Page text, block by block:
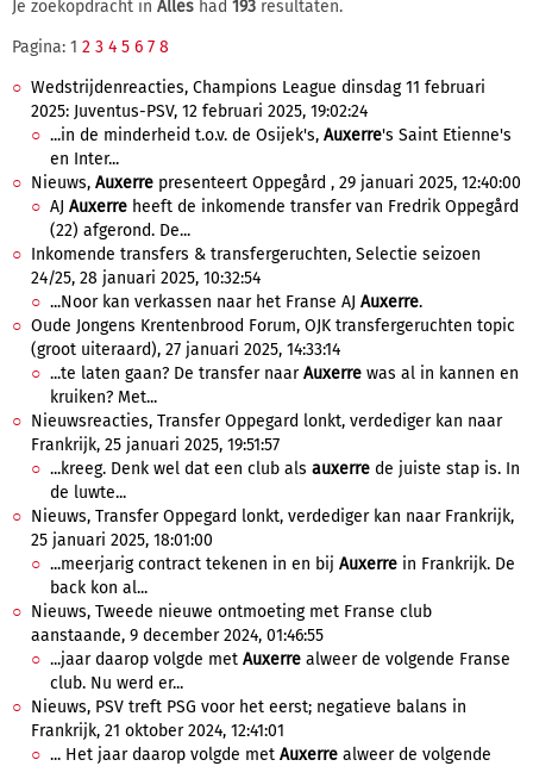
Je zoekopdracht in Alles had 193 resultaten.
Pagina: 1 2 3 4 5 6 7 8
Wedstrijdenreacties, Champions League dinsdag 11 februari
2025: Juventus-PSV, 12 februari 2025, 19:02:24
...in de minderheid t.o.v. de Osijek's, Auxerre's Saint Etienne's
en Inter...
Nieuws, Auxerre presenteert Oppegård , 29 januari 2025, 12:40:00
AJ Auxerre heeft de inkomende transfer van Fredrik Oppegård
(22) afgerond. De...
Inkomende transfers & transfergeruchten, Selectie seizoen
24/25, 28 januari 2025, 10:32:54
...Noor kan verkassen naar het Franse AJ Auxerre.
Oude Jongens Krentenbrood Forum, OJK transfergeruchten topic
(groot uiteraard), 27 januari 2025, 14:33:14
...te laten gaan? De transfer naarAuxerre was al in kannen en
kruiken? Met...
Nieuwsreacties, Transfer Oppegard lonkt, verdediger kan naar
Frankrijk, 25 januari 2025, 19:51:57
...kreeg. Denk wel dat een club als auxerre de juiste stap is. In
de luwte...
Nieuws, Transfer Oppegard lonkt, verdediger kan naar Frankrijk,
25 januari 2025, 18:01:00
...meerjarig contract tekenen in en bij Auxerre in Frankrijk. De
back kon al...
Nieuws, Tweede nieuwe ontmoeting met Franse club
aanstaande, 9 december 2024, 01:46:55
...jaar daarop volgde met Auxerre alweer de volgende Franse
club. Nu werd er...
Nieuws, PSV treft PSG voor het eerst; negatieve balans in
Frankrijk, 21 oktober 2024, 12:41:01
... Het jaar daarop volgde met Auxerre alweer de volgende